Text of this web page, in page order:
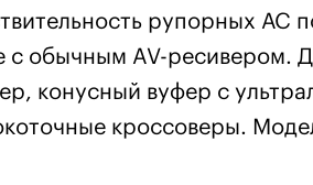
рупорных АС
с обычным AV-ресивером.
конусный вуфер с
кроссоверы.